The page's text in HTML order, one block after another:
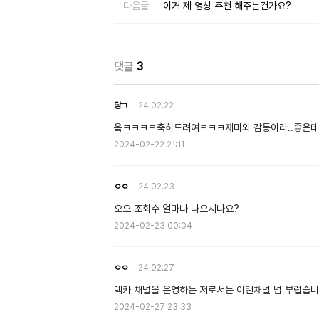
다음글 이거 제 영상 추천 해주는건가요?
댓글 3
당ㄱ 24.02.22
옼ㅋㅋㅋㅋ축하드려여ㅋㅋㅋ재미와 감동이라..좋은
2024-02-22 21:11
ㅇㅇ 24.02.23
오오 조회수 얼마나 나오시나요?
2024-02-23 00:04
ㅇㅇ 24.02.27
렉카 채널을 운영하는 저로서는 이런채널 넘 부럽습
2024-02-27 23:33